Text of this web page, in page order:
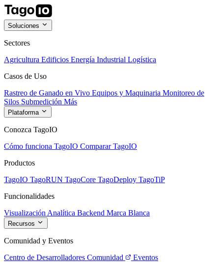
Soluciones
Sectores
Agricultura Edificios Energía Industrial Logística
Casos de Uso
Rastreo de Ganado en Vivo Equipos y Maquinaria Monitoreo de
Silos Submedición Más
Plataforma
Conozca TagoIO
Cómo funciona TagoIO Comparar TagoIO
Productos
TagoIO TagoRUN TagoCore TagoDeploy TagoTiP
Funcionalidades
Visualización Analítica Backend Marca Blanca
Recursos
Comunidad y Eventos
Centro de Desarrolladores Comunidad
Eventos